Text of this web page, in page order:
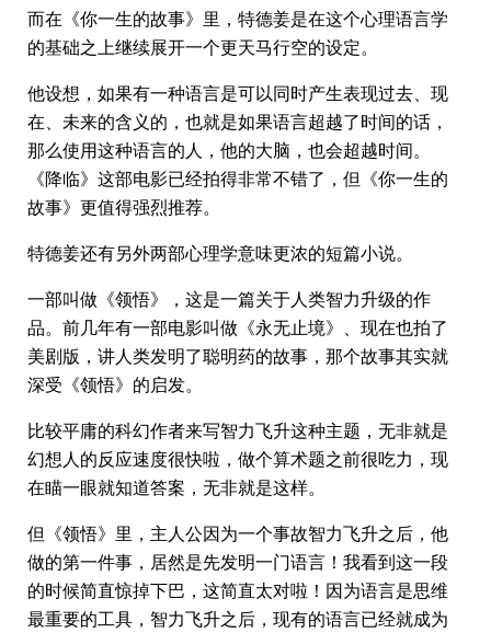
而在《你一生的故事》里，特德姜是在这个心理语言学
的基础之上继续展开一个更天马行空的设定。
他设想，如果有一种语言是可以同时产生表现过去、现
在、未来的含义的，也就是如果语言超越了时间的话，
那么使用这种语言的人，他的大脑，也会超越时间。
《降临》这部电影已经拍得非常不错了，但《你一生的
故事》更值得强烈推荐。
特德姜还有另外两部心理学意味更浓的短篇小说。
一部叫做《领悟》，这是一篇关于人类智力升级的作
品。前几年有一部电影叫做《永无止境》、现在也拍了
美剧版，讲人类发明了聪明药的故事，那个故事其实就
深受《领悟》的启发。
比较平庸的科幻作者来写智力飞升这种主题，无非就是
幻想人的反应速度很快啦，做个算术题之前很吃力，现
在瞄一眼就知道答案，无非就是这样。
但《领悟》里，主人公因为一个事故智力飞升之后，他
做的第一件事，居然是先发明一门语言！我看到这一段
的时候简直惊掉下巴，这简直太对啦！因为语言是思维
最重要的工具，智力飞升之后，现有的语言已经就成为